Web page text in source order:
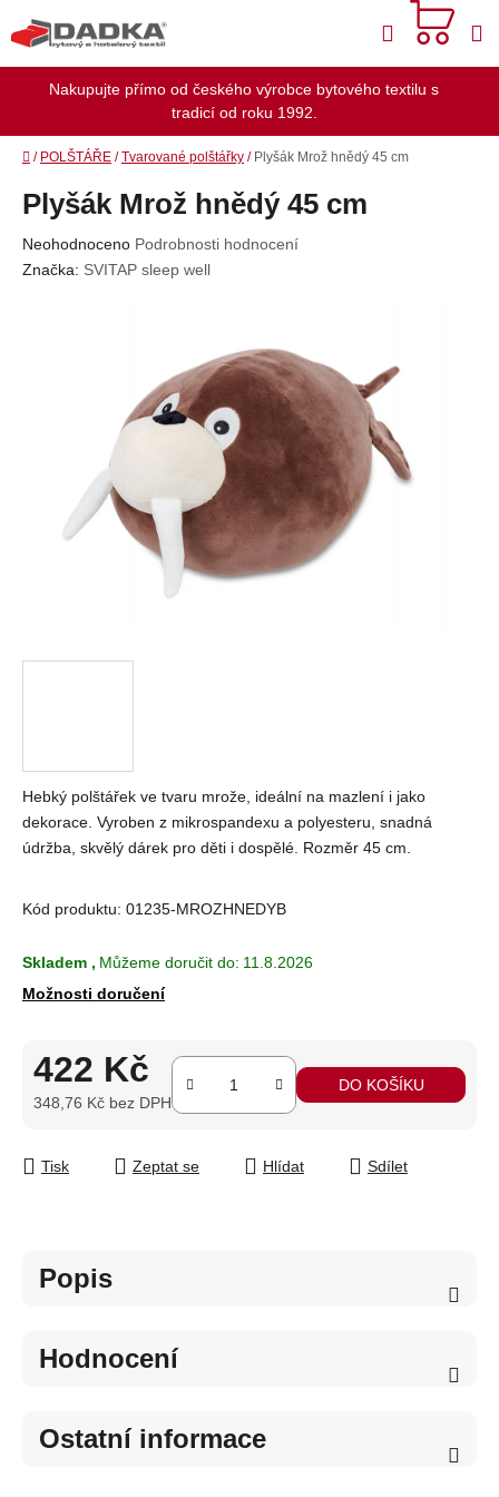
na
obsah
Nakupujte přímo od českého výrobce bytového textilu s
tradicí od roku 1992.
Hledat
Domů
/ POLŠTÁŘE / Tvarované polštářky / Plyšák Mrož hnědý 45 cm
Hebký polštářek ve tvaru mrože, ideální na mazlení i jako
dekorace. Vyroben z mikrospandexu a polyesteru, snadná
údržba, skvělý dárek pro děti i dospělé. Rozměr 45 cm.
Kód produktu: 01235-MROZHNEDYB
Skladem , Můžeme doručit do: 11.8.2026
Možnosti doručení
422 Kč
348,76 Kč bez DPH
DO KOŠÍKU
Tisk Zeptat se Hlídat Sdílet
Plyšák Mrož hnědý 45 cm
Průměrné
hodnocení
Neohodnoceno Podrobnosti hodnocení
Značka: SVITAP sleep well
Popis
Hodnocení
Ostatní informace